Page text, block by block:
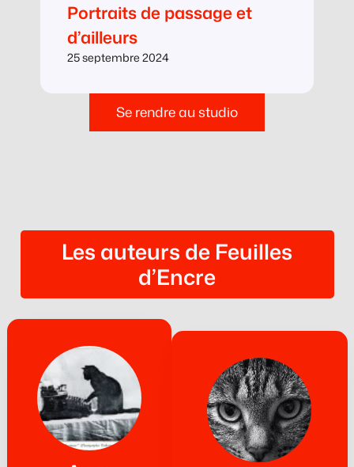
Portraits de passage et
d’ailleurs
25 septembre 2024
Se rendre au studio
Les auteurs de Feuilles
d’Encre